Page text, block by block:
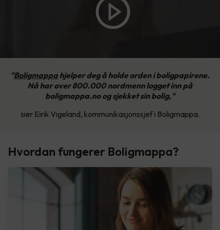
"Boligmappahjelper deg å holde orden i boligpapirene.
Nå har over 800.000 nordmenn logget inn på
boligmappa.no og sjekket sin bolig,"
sier Eirik Vigeland, kommunikasjonssjef i Boligmappa.
Hvordan fungerer Boligmappa?